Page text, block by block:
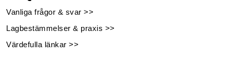
Vanliga frågor & svar >>
Lagbestämmelser & praxis >>
Värdefulla länkar >>